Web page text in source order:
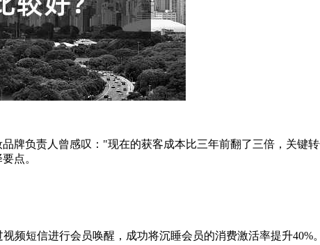
牌负责人曾感叹："现在的获客成本比三年前翻了三倍，关键
点。
频短信进行会员唤醒，成功将沉睡会员的消费激活率提升40%